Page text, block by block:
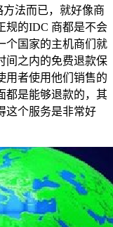
法而已，就好像商
规的IDC 商都是不会
个国家的主机商们就
间之内的免费退款保
用者使用他们销售的
都是能够退款的，其
这个服务是非常好